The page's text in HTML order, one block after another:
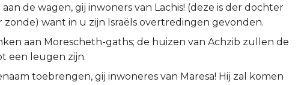
de wagen, gij inwoners van Lachis! (deze is der dochter
zonde) want in u zijn Israëls overtredingen gevonden.
aan Morescheth-gaths; de huizen van Achzib zullen de
een leugen zijn.
toebrengen, gij inwoneres van Maresa! Hij zal komen